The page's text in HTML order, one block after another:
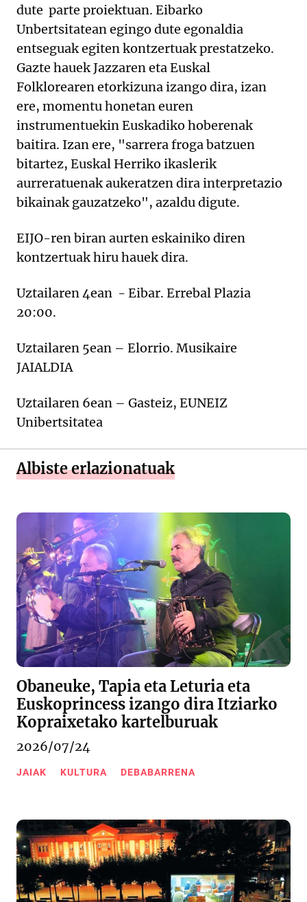
dute parte proiektuan. Eibarko
Unbertsitatean egingo dute egonaldia
entseguak egiten kontzertuak prestatzeko.
Gazte hauek Jazzaren eta Euskal
Folklorearen etorkizuna izango dira, izan
ere, momentu honetan euren
instrumentuekin Euskadiko hoberenak
baitira. Izan ere, "sarrera froga batzuen
bitartez, Euskal Herriko ikaslerik
aurreratuenak aukeratzen dira interpretazio
bikainak gauzatzeko", azaldu digute.
EIJO-ren biran aurten eskainiko diren
kontzertuak hiru hauek dira.
Uztailaren 4ean - Eibar. Errebal Plazia
20:00.
Uztailaren 5ean – Elorrio. Musikaire
JAIALDIA
Uztailaren 6ean – Gasteiz, EUNEIZ
Unibertsitatea
Albiste erlazionatuak
Obaneuke, Tapia eta Leturia eta
Euskoprincess izango dira Itziarko
Kopraixetako kartelburuak
2026/07/24
JAIAK KULTURA DEBABARRENA